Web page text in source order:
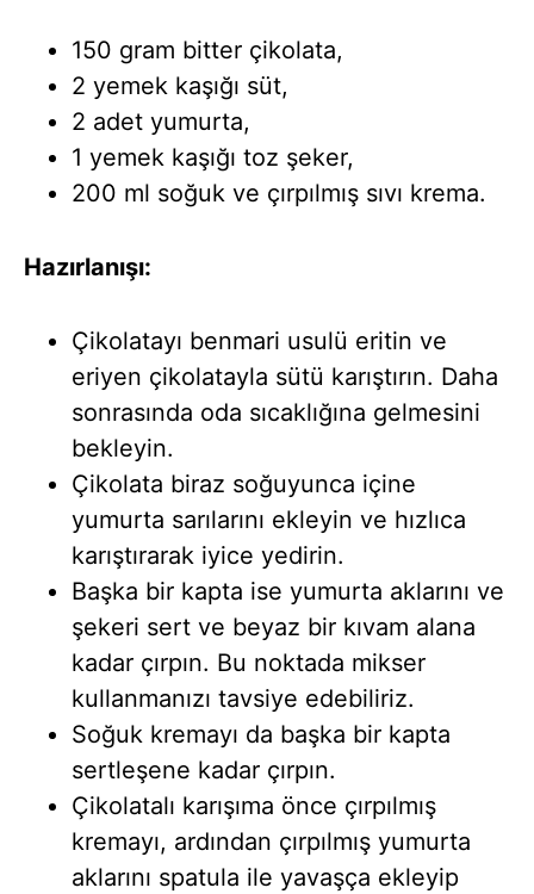
150 gram bitter çikolata,
2 yemek kaşığı süt,
2 adet yumurta,
1 yemek kaşığı toz şeker,
200 ml soğuk ve çırpılmış sıvı krema.
Hazırlanışı:
Çikolatayı benmari usulü eritin ve
eriyen çikolatayla sütü karıştırın. Daha
sonrasında oda sıcaklığına gelmesini
bekleyin.
Çikolata biraz soğuyunca içine
yumurta sarılarını ekleyin ve hızlıca
karıştırarak iyice yedirin.
Başka bir kapta ise yumurta aklarını ve
şekeri sert ve beyaz bir kıvam alana
kadar çırpın. Bu noktada mikser
kullanmanızı tavsiye edebiliriz.
Soğuk kremayı da başka bir kapta
sertleşene kadar çırpın.
Çikolatalı karışıma önce çırpılmış
kremayı, ardından çırpılmış yumurta
aklarını spatula ile yavaşça ekleyip